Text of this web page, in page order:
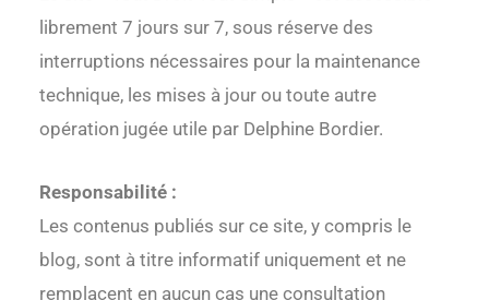
librement 7 jours sur 7, sous réserve des
interruptions nécessaires pour la maintenance
technique, les mises à jour ou toute autre
opération jugée utile par Delphine Bordier.
Responsabilité :
Les contenus publiés sur ce site, y compris le
blog, sont à titre informatif uniquement et ne
remplacent en aucun cas une consultation